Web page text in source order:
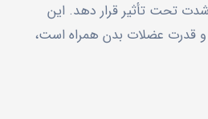
شدت تحت تأثیر قرار دهد. این
قدرت عضلات بدن همراه است،